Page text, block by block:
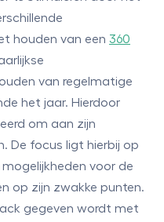
houden van een 360
van regelmatige
het jaar. Hierdoor
om aan zijn
De focus ligt hierbij op
voor de
op zijn zwakke punten.
gegeven wordt met